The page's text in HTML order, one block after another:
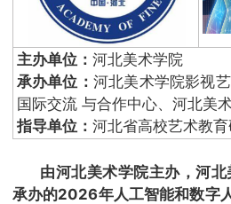
主办单位： 河北美术学院
承办单位： 河北美术学院影视
国际交流 与合作中心、河北美
指导单位： 河北省高校艺术教
由河北美术学院主办，河北
承办的2026年人工智能和数字